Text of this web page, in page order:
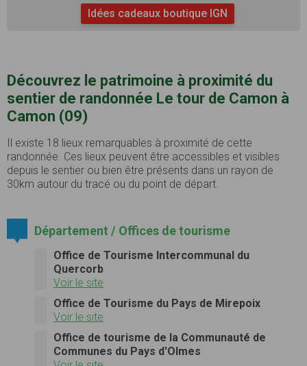
Idées cadeaux boutique IGN
Découvrez le patrimoine à proximité du
sentier de randonnée Le tour de Camon à
Camon (09)
Il existe 18 lieux remarquables à proximité de cette
randonnée. Ces lieux peuvent être accessibles et visibles
depuis le sentier ou bien être présents dans un rayon de
30km autour du tracé ou du point de départ.
Département / Offices de tourisme
Office de Tourisme Intercommunal du
Quercorb
Voir le site
Office de Tourisme du Pays de Mirepoix
Voir le site
Office de tourisme de la Communauté de
Communes du Pays d'Olmes